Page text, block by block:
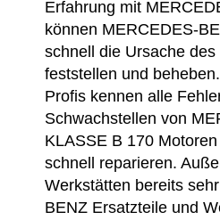
Erfahrung mit
können MERCEDES-
schnell die Ursache
feststellen und
Profis kennen alle
Schwachstellen von
KLASSE B 170
schnell reparieren.
Werkstätten bereits
BENZ Ersatzteile und